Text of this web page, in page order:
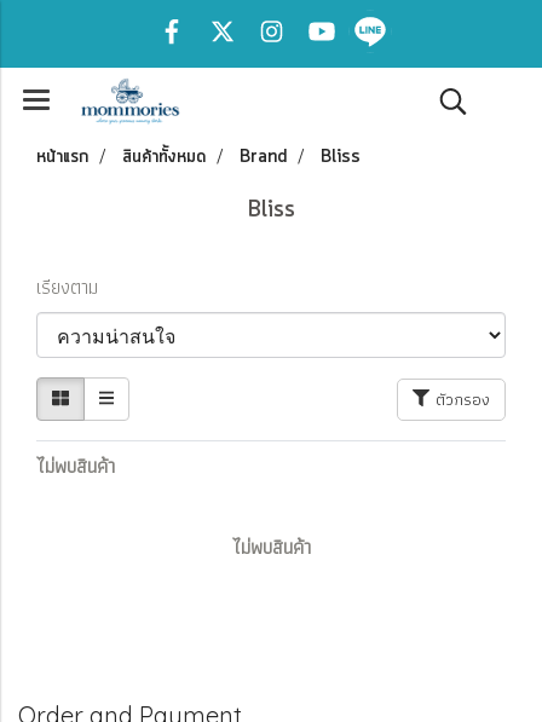
หน้าแรก สินค้าทั้งหมด Brand Bliss
Bliss
เรียงตาม
ตัวกรอง
ไม่พบสินค้า
ไม่พบสินค้า
Order and Payment